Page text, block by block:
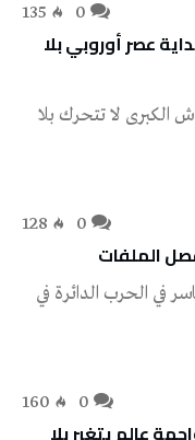
135
عصر أوروبي بلا
128
160